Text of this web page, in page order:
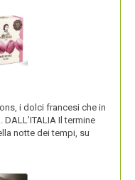
i dolci francesi che in
Il termine
notte dei tempi, su